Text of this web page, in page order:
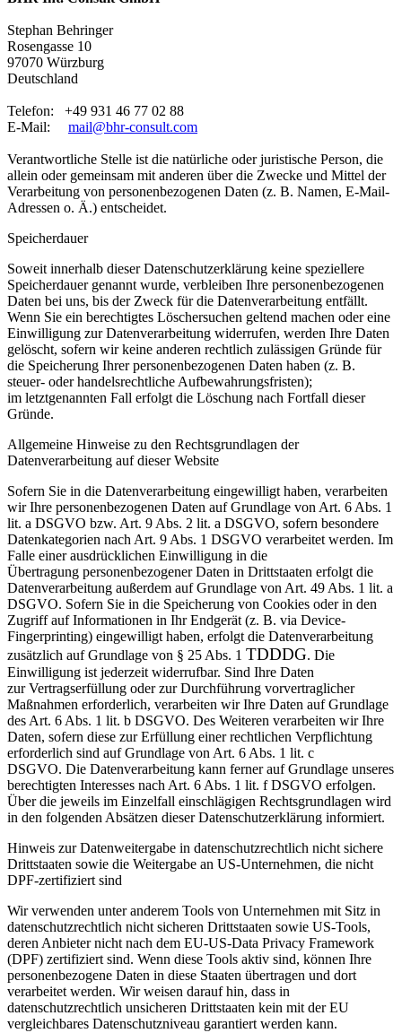
Stephan Behringer
Rosengasse 10
97070 Würzburg
Deutschland
Telefon: +49 931 46 77 02 88
E-Mail: mail@bhr-consult.com
Verantwortliche Stelle ist die natürliche oder juristische Person, die
allein oder gemeinsam mit anderen überdie Zwecke und Mittel der
Verarbeitung von personenbezogenen Daten (z. B. Namen, E-Mail-
Adressen o. Ä.) entscheidet.
Speicherdauer
Soweit innerhalb dieser Datenschutzerklärung keine speziellere
Speicherdauer genannt wurde, verbleiben Ihre personenbezogenen
Daten bei uns, bis der Zweck für die Datenverarbeitung entfällt.
Wenn Sie ein berechtigtes Löschersuchen geltend machen oder eine
Einwilligung zur Datenverarbeitung widerrufen, werden Ihre Daten
gelöscht, sofern wir keine anderen rechtlich zulässigen Gründe für
die Speicherung Ihrerpersonenbezogenen Daten haben (z. B.
steuer- oder handelsrechtliche Aufbewahrungsfristen);
im letztgenannten Fall erfolgt die Löschung nach Fortfall dieser
Gründe.
Allgemeine Hinweise zu den Rechtsgrundlagen der
Datenverarbeitung auf dieserWebsite
Sofern Sie in die Datenverarbeitung eingewilligt haben, verarbeiten
wir Ihre personenbezogenen Daten aufGrundlage von Art. 6 Abs. 1
lit. a DSGVO bzw. Art. 9 Abs. 2 lit. a DSGVO, sofern besondere
Datenkategorien nach Art. 9 Abs. 1 DSGVO verarbeitet werden. Im
Falle einer ausdrücklichen Einwilligung in die
Übertragung personenbezogener Daten in Drittstaaten erfolgt die
Datenverarbeitung außerdem auf Grundlage von Art. 49 Abs. 1 lit. a
DSGVO. Sofern Sie in die Speicherung von Cookies oder in den
Zugriff auf Informationen in Ihr Endgerät (z. B. via Device-
Fingerprinting) eingewilligt haben, erfolgt die Datenverarbeitung
zusätzlich auf Grundlage von § 25 Abs. 1 TDDDG. Die
Einwilligung ist jederzeit widerrufbar. Sind Ihre Daten
zurVertragserfüllung oder zur Durchführung vorvertraglicher
Maßnahmen erforderlich, verarbeiten wir Ihre Daten auf Grundlage
des Art. 6 Abs. 1 lit. b DSGVO. Des Weiteren verarbeiten wir Ihre
Daten, sofern diese zur Erfüllung einer rechtlichen Verpflichtung
erforderlich sind auf Grundlage von Art. 6 Abs. 1 lit. c
DSGVO. Die Datenverarbeitung kann ferner auf Grundlage unseres
berechtigten Interesses nach Art. 6 Abs. 1 lit. fDSGVO erfolgen.
Über die jeweils im Einzelfall einschlägigen Rechtsgrundlagen wird
in den folgenden Absätzen dieser Datenschutzerklärung informiert.
Hinweis zur Datenweitergabe in datenschutzrechtlich nicht sichere
Drittstaaten sowie die Weitergabe an US-Unternehmen, die nicht
DPF-zertifiziert sind
Wir verwenden unter anderem Tools von Unternehmen mit Sitz in
datenschutzrechtlich nicht sicheren Drittstaaten sowie US-Tools,
deren Anbieter nicht nach dem EU-US-Data Privacy Framework
(DPF) zertifiziert sind. Wenn diese Tools aktiv sind, können Ihre
personenbezogene Daten in diese Staaten übertragen und dort
verarbeitet werden. Wir weisen darauf hin, dass in
datenschutzrechtlich unsicheren Drittstaaten kein mit der EU
vergleichbares Datenschutzniveau garantiert werden kann.